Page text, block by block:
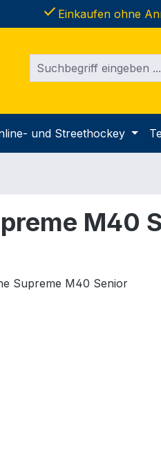
done Einkaufen ohne
und Streethockey
M40